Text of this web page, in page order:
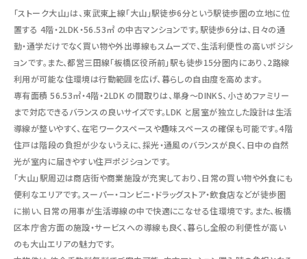
「ストーク大山」は、東武東上線「大山」駅徒歩6分という駅徒歩圏の立地に位
置する 4階・2LDK・56.53㎡ の中古マンションです。駅徒歩6分は、日々の通
勤・通学だけでなく買い物や外出導線もスムーズで、生活利便性の高いポジシ
ョンです。また、都営三田線「板橋区役所前」駅も徒歩15分圏内にあり、2路線
利用が可能な住環境は行動範囲を広げ、暮らしの自由度を高めます。
専有面積56.53㎡・4階・2LDK の間取りは、単身〜DINKS、小さめファミリー
まで対応できるバランスの良いサイズです。LDK と居室が独立した設計は生活
導線が整いやすく、在宅ワークスペースや趣味スペースの確保も可能です。4階
住戸は階段の負担が少ないうえに、採光・通風のバランスが良く、日中の自然
光が室内に届きやすい住戸ポジションです。
「大山」駅周辺は商店街や商業施設が充実しており、日常の買い物や外食にも
便利なエリアです。スーパー・コンビニ・ドラッグストア・飲食店などが徒歩圏
に揃い、日常の用事が生活導線の中で快適にこなせる住環境です。また、板橋
区本庁舎方面の施設・サービスへの導線も良く、暮らし全般の利便性が高い
のも大山エリアの魅力です。